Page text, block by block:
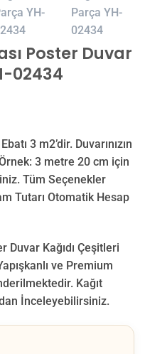
Poster Duvar
02434
3 m2’dir. Duvarınızın
3 metre 20 cm için
Tüm Seçenekler
Tutarı Otomatik Hesap
Duvar Kağıdı Çeşitleri
ve Premium
Kağıt
İnceleyebilirsiniz.